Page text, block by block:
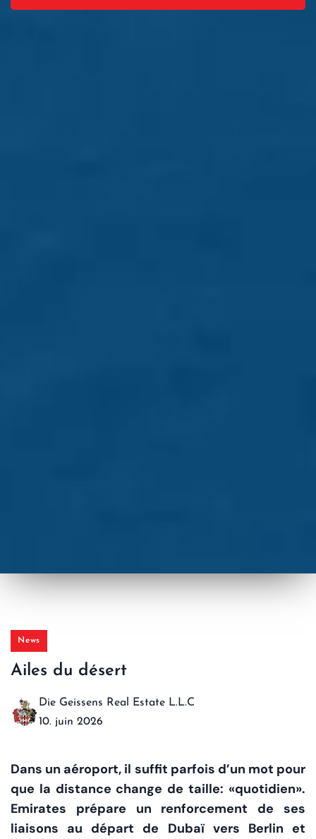
News
Ailes du désert
Die Geissens Real Estate L.L.C
10. juin 2026
Dans un aéroport, il suffit parfois d’un mot pour
que la distance change de taille: «quotidien».
Emirates prépare un renforcement de ses
liaisons au départ de Dubaï vers Berlin et